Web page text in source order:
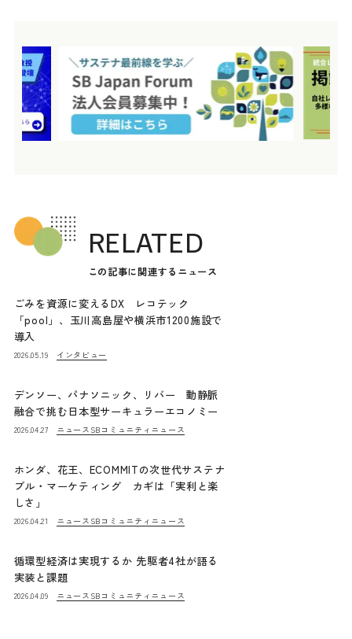
RELATED
この記事に関連するニュース
ごみを資源に変えるDX レコテック
「pool」、玉川高島屋や横浜市1200施設で
導入
2026.05.19 インタビュー
デンソー、パナソニック、リバー 動静脈
融合で挑む日本型サーキュラーエコノミー
2026.04.27 ニュース SBコミュニティニュース
ホンダ、花王、ECOMMITの次世代サステナ
ブル・マーケティング カギは「実利と楽
しさ」
2026.04.21 ニュース SBコミュニティニュース
循環型経済は実現するか 先駆者4社が語る
実装と課題
2026.04.09 ニュース SBコミュニティニュース